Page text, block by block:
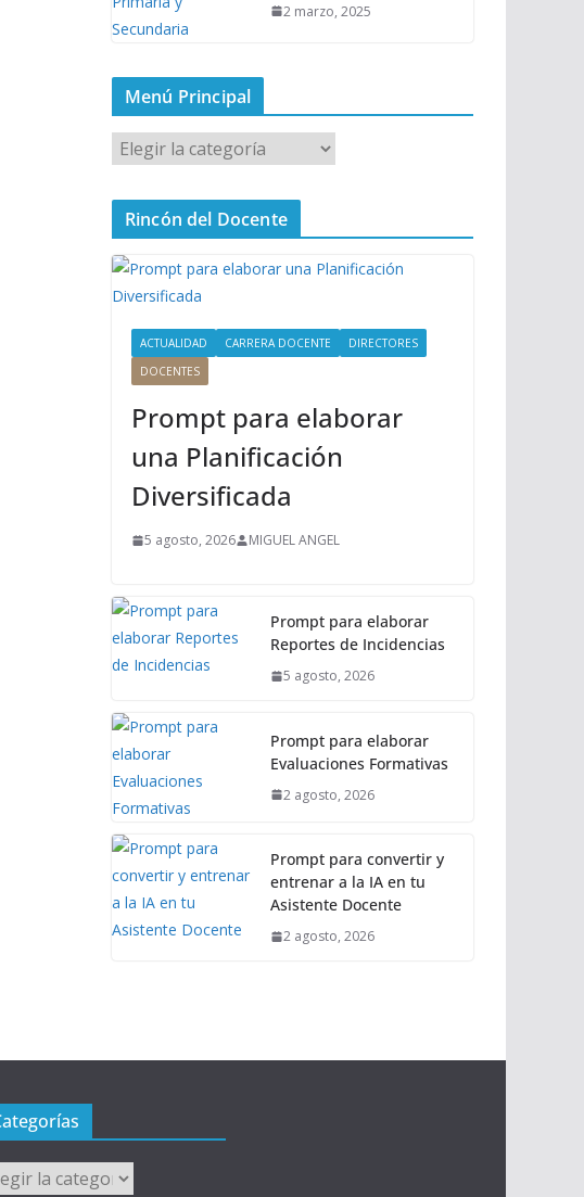
2 marzo, 2025
Menú Principal
M
e
n
P
i
Rincón del Docente
ACTUALIDAD CARRERA DOCENTE
DIRECTORES
DOCENTES
Prompt para elaborar
una Planificación
Diversificada
5 agosto, 2026 MIGUEL ANGEL
Prompt para elaborar
Reportes de Incidencias
5 agosto, 2026
Prompt para elaborar
Evaluaciones Formativas
2 agosto, 2026
Prompt para convertir y
entrenar a la IA en tu
Asistente Docente
2 agosto, 2026